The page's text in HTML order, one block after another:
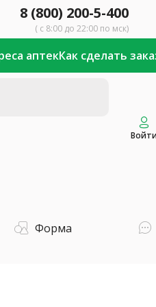
8 (800) 200-5-400
( с 8:00 до 22:00 по мск)
аптекКак сделать
Форма